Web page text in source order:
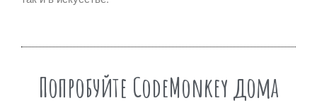
Попробуйте CodeMonkey дома